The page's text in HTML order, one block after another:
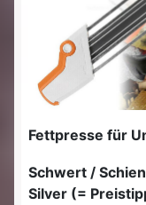
Fettpresse für
Schwert /
Silver (=